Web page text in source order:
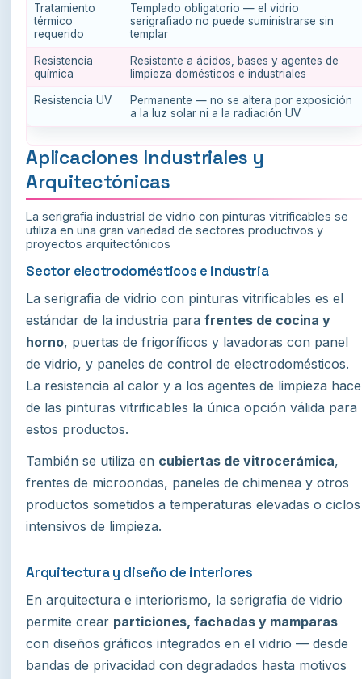
Tratamiento
térmico
requerido
Templado obligatorio — el vidrio
serigrafiado no puede suministrarse sin
templar
Resistencia
química
Resistente a ácidos, bases y agentes de
limpieza domésticos e industriales
Resistencia UV
Permanente — no se altera por exposición
a la luz solar ni a la radiación UV
Aplicaciones Industriales y
Arquitectónicas
La serigrafia industrial de vidrio con pinturas vitrificables se
utiliza en una gran variedad de sectores productivos y
proyectos arquitectónicos
Sector electrodomésticos e industria
La serigrafia de vidrio con pinturas vitrificables es el
estándar de la industria parafrentes de cocina y
horno, puertas de frigoríficos y lavadoras con panel
de vidrio, y paneles de control de electrodomésticos.
La resistencia al calor y a los agentes de limpieza hace
de las pinturas vitrificables la única opción válida para
estos productos.
También se utiliza en cubiertas de vitrocerámica,
frentes de microondas, paneles de chimenea y otros
productos sometidos a temperaturas elevadas o ciclos
intensivos de limpieza.
Arquitectura y diseño de interiores
En arquitectura e interiorismo, la serigrafia de vidrio
permite crear particiones, fachadas y mamparas
con diseños gráficos integrados en el vidrio — desde
bandas de privacidad con degradados hasta motivos